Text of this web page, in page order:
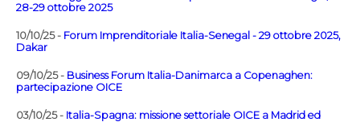
28-29 ottobre 2025
10/10/25 - Forum Imprenditoriale Italia-Senegal - 29 ottobre 2025,
Dakar
09/10/25 - Business Forum Italia-Danimarca a Copenaghen:
partecipazione OICE
03/10/25 - Italia-Spagna: missione settoriale OICE a Madrid ed